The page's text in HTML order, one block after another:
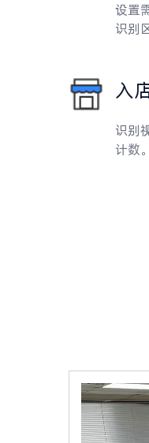
设置
识别
入
识别
计数。